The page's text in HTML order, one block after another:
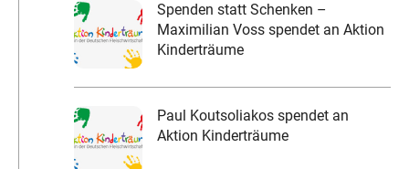
Spenden statt Schenken –
Maximilian Voss spendet an Aktion
Kinderträume
Paul Koutsoliakos spendet an
Aktion Kinderträume